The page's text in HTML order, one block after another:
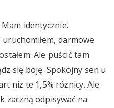
identycznie.
uruchomiłem, darmowe
Ale puścić tam
się boję. Spokojny sen u
niż te 1,5% różnicy. Ale
zaczną odpisywać na